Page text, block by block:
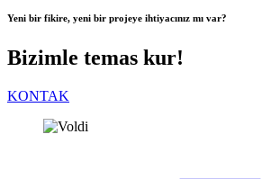
Yeni bir fikire, yeni bir projeye ihtiyacınız mı var?
Bizimle temas kur!
KONTAK